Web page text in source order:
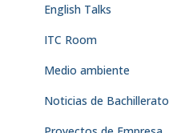
English Talks
ITC Room
Medio ambiente
Noticias de Bachillerato